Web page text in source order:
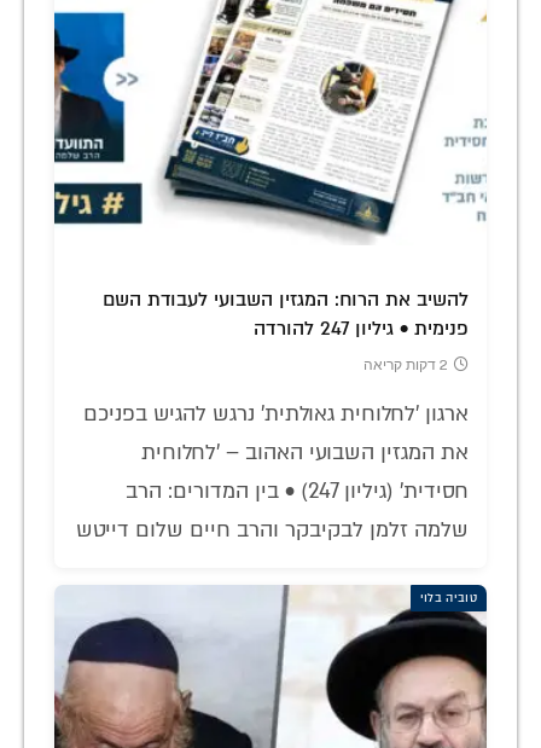
להשיב את הרוח: המגזין השבועי לעבודת השם
פנימית • גיליון 247 להורדה
2 דקות קריאה
ארגון 'לחלוחית גאולתית' נרגש להגיש בפניכם
את המגזין השבועי האהוב – 'לחלוחית
חסידית' (גיליון 247) • בין המדורים: הרב
שלמה זלמן לבקיבקר והרב חיים שלום דייטש
טוביה בלוי